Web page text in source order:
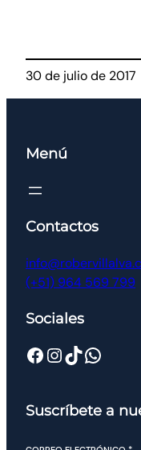
30 de julio de 2017
Menú
Contactos
(+51) 964 569 799
Sociales
Suscríbete a